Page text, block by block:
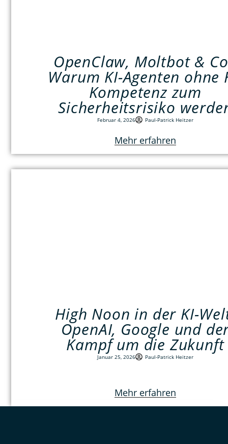
OpenClaw, Moltbot &
Warum KI-Agenten ohne
Kompetenz zum
Sicherheitsrisiko
Februar 4, 2026 Paul-Patrick Heitzer
Mehr erfahren
High Noon in der KI-
OpenAI, Google und
Kampf um die Zukunft
Januar 25, 2026 Paul-Patrick Heitzer
Mehr erfahren